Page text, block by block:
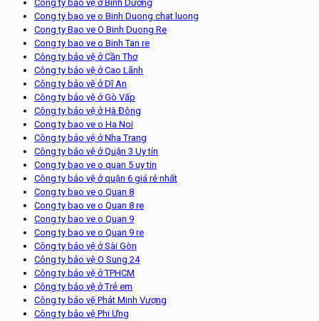
Công ty bảo vệ ở Bình Dương
Cong ty bao ve o Binh Duong chat luong
Cong ty Bao ve O Binh Duong Re
Cong ty bao ve o Binh Tan re
Công ty bảo vệ ở Cần Thơ
Công ty bảo vệ ở Cao Lãnh
Công ty bảo vệ ở Dĩ An
Công ty bảo vệ ở Gò Vấp
Công ty bảo vệ ở Hà Đông
Cong ty bao ve o Ha Noi
Công ty bảo vệ ở Nha Trang
Công ty bảo vệ ở Quận 3 Uy tín
Cong ty bao ve o quan 5 uy tin
Công ty bảo vệ ở quận 6 giá rẻ nhất
Cong ty bao ve o Quan 8
Cong ty bao ve o Quan 8 re
Cong ty bao ve o Quan 9
Cong ty bao ve o Quan 9 re
Công ty bảo vệ ở Sài Gòn
Công ty bảo vệ O Sung 24
Công ty bảo vệ ở TPHCM
Công ty bảo vệ ở Trẻ em
Công ty bảo vệ Phát Minh Vượng
Công ty bảo vệ Phi Ưng